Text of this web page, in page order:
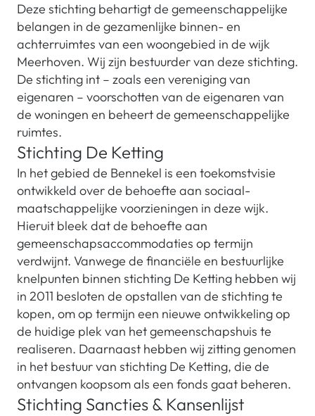
Deze stichting behartigt de gemeenschappelijke
belangen in de gezamenlijke binnen- en
achterruimtes van een woongebied in de wijk
Meerhoven. Wij zijn bestuurder van deze stichting.
De stichting int – zoals een vereniging van
eigenaren – voorschotten van de eigenaren van
de woningen en beheert de gemeenschappelijke
ruimtes.
Stichting De Ketting
In het gebied de Bennekel is een toekomstvisie
ontwikkeld over de behoefte aan sociaal-
maatschappelijke voorzieningen in deze wijk.
Hieruit bleek dat de behoefte aan
gemeenschapsaccommodaties op termijn
verdwijnt. Vanwege de financiële en bestuurlijke
knelpunten binnen stichting De Ketting hebben wij
in 2011 besloten de opstallen van de stichting te
kopen, om op termijn een nieuwe ontwikkeling op
de huidige plek van het gemeenschapshuis te
realiseren. Daarnaast hebben wij zitting genomen
in het bestuur van stichting De Ketting, die de
ontvangen koopsom als een fonds gaat beheren.
Stichting Sancties & Kansenlijst